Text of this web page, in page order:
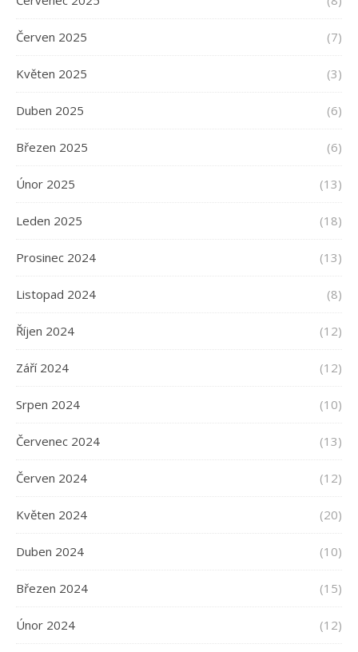
Červen 2025 (7)
Květen 2025 (3)
Duben 2025 (6)
Březen 2025 (6)
Únor 2025 (13)
Leden 2025 (18)
Prosinec 2024 (13)
Listopad 2024 (8)
Říjen 2024 (12)
Září 2024 (12)
Srpen 2024 (10)
Červenec 2024 (13)
Červen 2024 (12)
Květen 2024 (20)
Duben 2024 (10)
Březen 2024 (15)
Únor 2024 (12)